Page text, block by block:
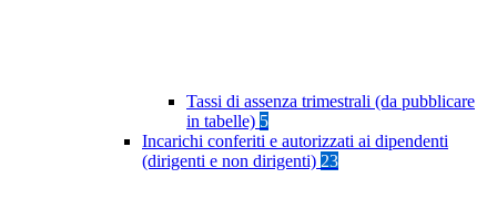
Tassi di assenza trimestrali (da pubblicare
in tabelle) 5
Incarichi conferiti e autorizzati ai dipendenti
(dirigenti e non dirigenti) 23